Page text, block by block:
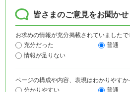
皆さまのご意見をお聞か
お求めの情報が充分掲載されていましたで
充分だった
普通
情報が足りない
ページの構成や内容、表現はわかりやすか
分かりやすい
普通